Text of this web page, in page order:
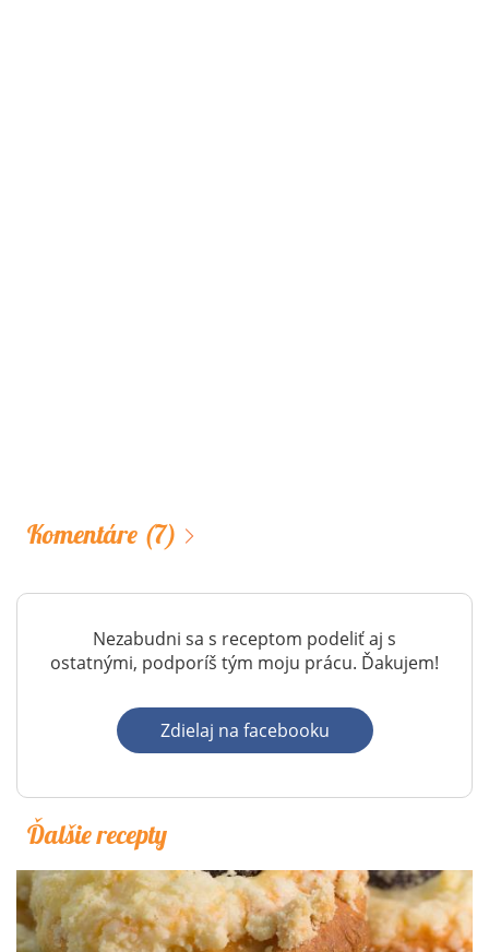
Komentáre (7)
Nezabudni sa s receptom podeliť aj s
ostatnými, podporíš tým moju prácu. Ďakujem!
Zdielaj na facebooku
Ďalšie recepty